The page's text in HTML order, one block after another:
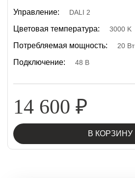
Управление: DALI 2
Цветовая температура: 3000 K
Потребляемая мощность: 20 Вт
Подключение: 48 В
14 600 ₽
В КОРЗИНУ